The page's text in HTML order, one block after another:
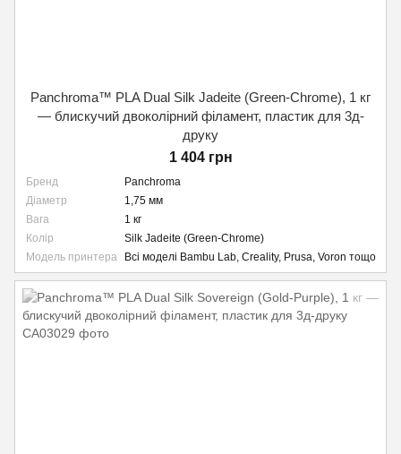
Panchroma™ PLA Dual Silk Jadeite (Green-Chrome), 1 кг
— блискучий двоколірний філамент, пластик для 3д-
друку
1 404 грн
Бренд
Panchroma
Діаметр
1,75 мм
Вага
1 кг
Колір
Silk Jadeite (Green-Chrome)
Модель принтера
Всі моделі Bambu Lab, Creality, Prusa, Voron тощо